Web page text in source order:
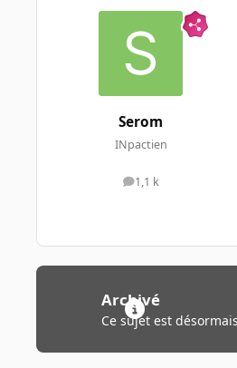
Serom
INpactien
1,1 k
messages
Archivé
Ce sujet est